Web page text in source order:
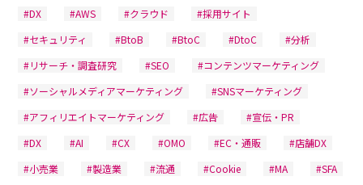
#DX
#AWS #クラウド
#採用サイト
#セキュリティ
#BtoB #BtoC #DtoC
#分析
#リサーチ・調査研究
#SEO
#コンテンツマーケティング
#ソーシャルメディアマーケティング
#SNSマーケティング
#アフィリエイトマーケティング
#広告
#宣伝・PR
#DX
#AI #CX #OMO #EC・通販
#店舗DX
#小売業
#製造業 #流通 #Cookie #MA
#SFA